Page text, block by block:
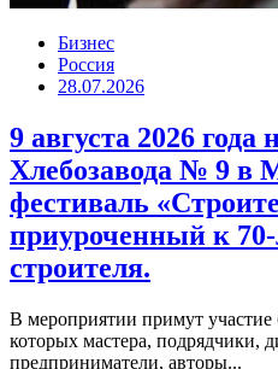
Бизнес
Россия
28.07.2026
9 августа 2026 года
Хлебозавода № 9 в
фестиваль
приуроченный к
строителя.
В мероприятии примут участие
которых мастера, подрядчики,
предприниматели, авторы...